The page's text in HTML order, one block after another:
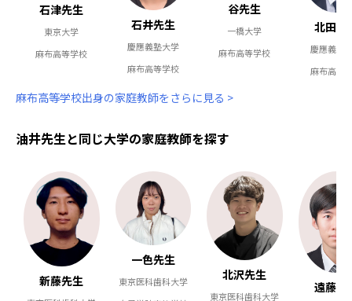
石津先生
東京大学
麻布高等学校
石井先生
慶應義塾大学
麻布高等学校
谷先生
一橋大学
麻布高等学校
北田先
慶應義塾
麻布高等
麻布高等学校出身の家庭教師をさらに見る >
油井先生と同じ大学の家庭教師を探す
新藤先生
一色先生
東京医科歯科大学
北沢先生
東京医科歯科大学
遠藤先